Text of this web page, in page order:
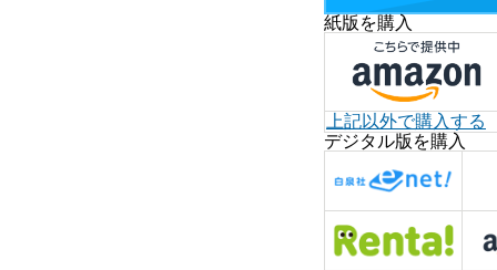
紙版を購入
上記以外で購入する
デジタル版を購入